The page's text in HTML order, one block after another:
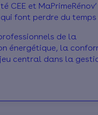
CEE et
font perdre du
de la
énergétique, la
central dans la
qui font perdre du